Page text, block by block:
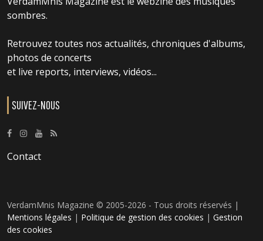
sombres.
Retrouvez toutes nos actualités, chroniques d'albums,
photos de concerts
et live reports, interviews, vidéos...
SUIVEZ-NOUS
Contact
VerdamMnis Magazine © 2005-2026 - Tous droits réservés |
Mentions légales | Politique de gestion des cookies | Gestion
des cookies